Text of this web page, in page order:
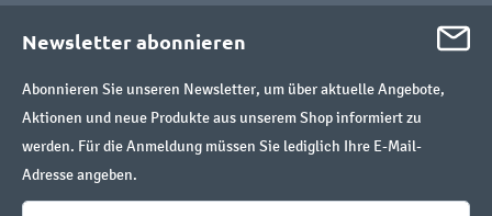
Newsletter abonnieren
Abonnieren Sie unseren Newsletter, um über aktuelle Angebote,
Aktionen und neue Produkte aus unserem Shop informiert zu
werden. Für die Anmeldung müssen Sie lediglich Ihre E-Mail-
Adresse angeben.